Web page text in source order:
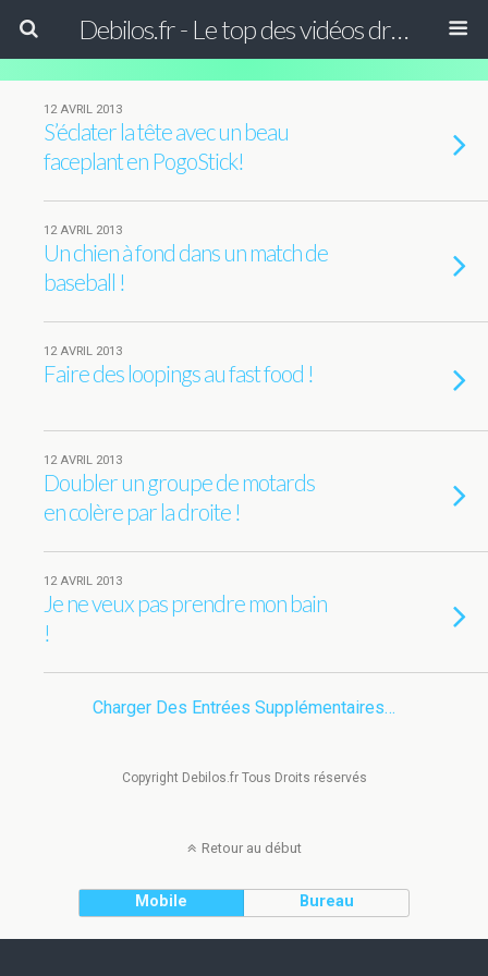
Debilos.fr - Le top des vidéos drôles du WEB !
12 AVRIL 2013
S’éclater la tête avec un beau
faceplant en PogoStick!
12 AVRIL 2013
Un chien à fond dans un match de
baseball !
12 AVRIL 2013
Faire des loopings au fast food !
12 AVRIL 2013
Doubler un groupe de motards
en colère par la droite !
12 AVRIL 2013
Je ne veux pas prendre mon bain
!
Charger Des Entrées Supplémentaires…
Copyright Debilos.fr Tous Droits réservés
Retour au début
Mobile Bureau